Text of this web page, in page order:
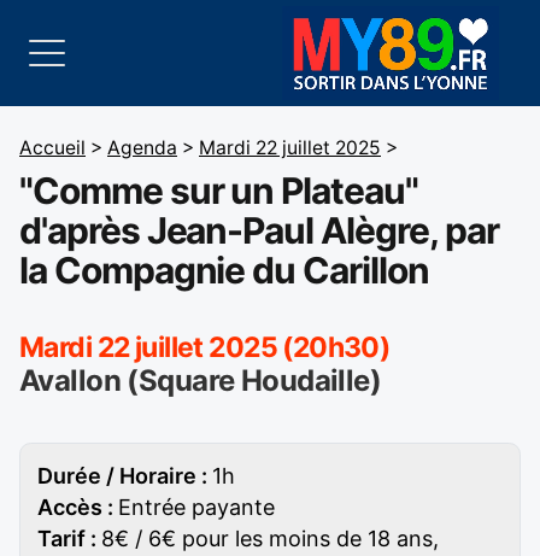
Accueil > Agenda > Mardi 22 juillet 2025 >
"Comme sur un Plateau"
d'après Jean-Paul Alègre, par
la Compagnie du Carillon
Mardi 22 juillet 2025 (20h30)
Avallon (Square Houdaille)
Durée / Horaire : 1h
Accès : Entrée payante
Tarif : 8€ / 6€ pour les moins de 18 ans,